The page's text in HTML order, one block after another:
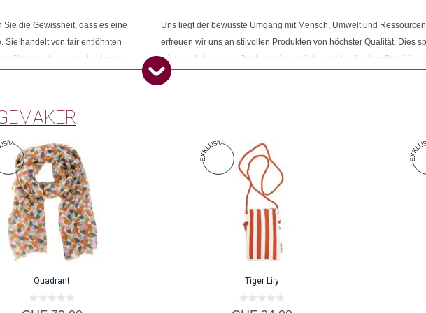
die Gewissheit, dass es eine
Sie handelt von fair entlöhnten
der Natur ernst nehmen.
Uns liegt der bewusste Umgang mit Mensch, Umwelt und
erfreuen wir uns an stilvollen Produkten von höchster Qualität. Dies
wieder: Unter einem Dach vereinen wir Angebote, die dem Bedürfnis
Konsumbewusstseins nach mehr Sinn und Nachhaltigkeit sowie der
Quadrant
0
Tiger Lily
0